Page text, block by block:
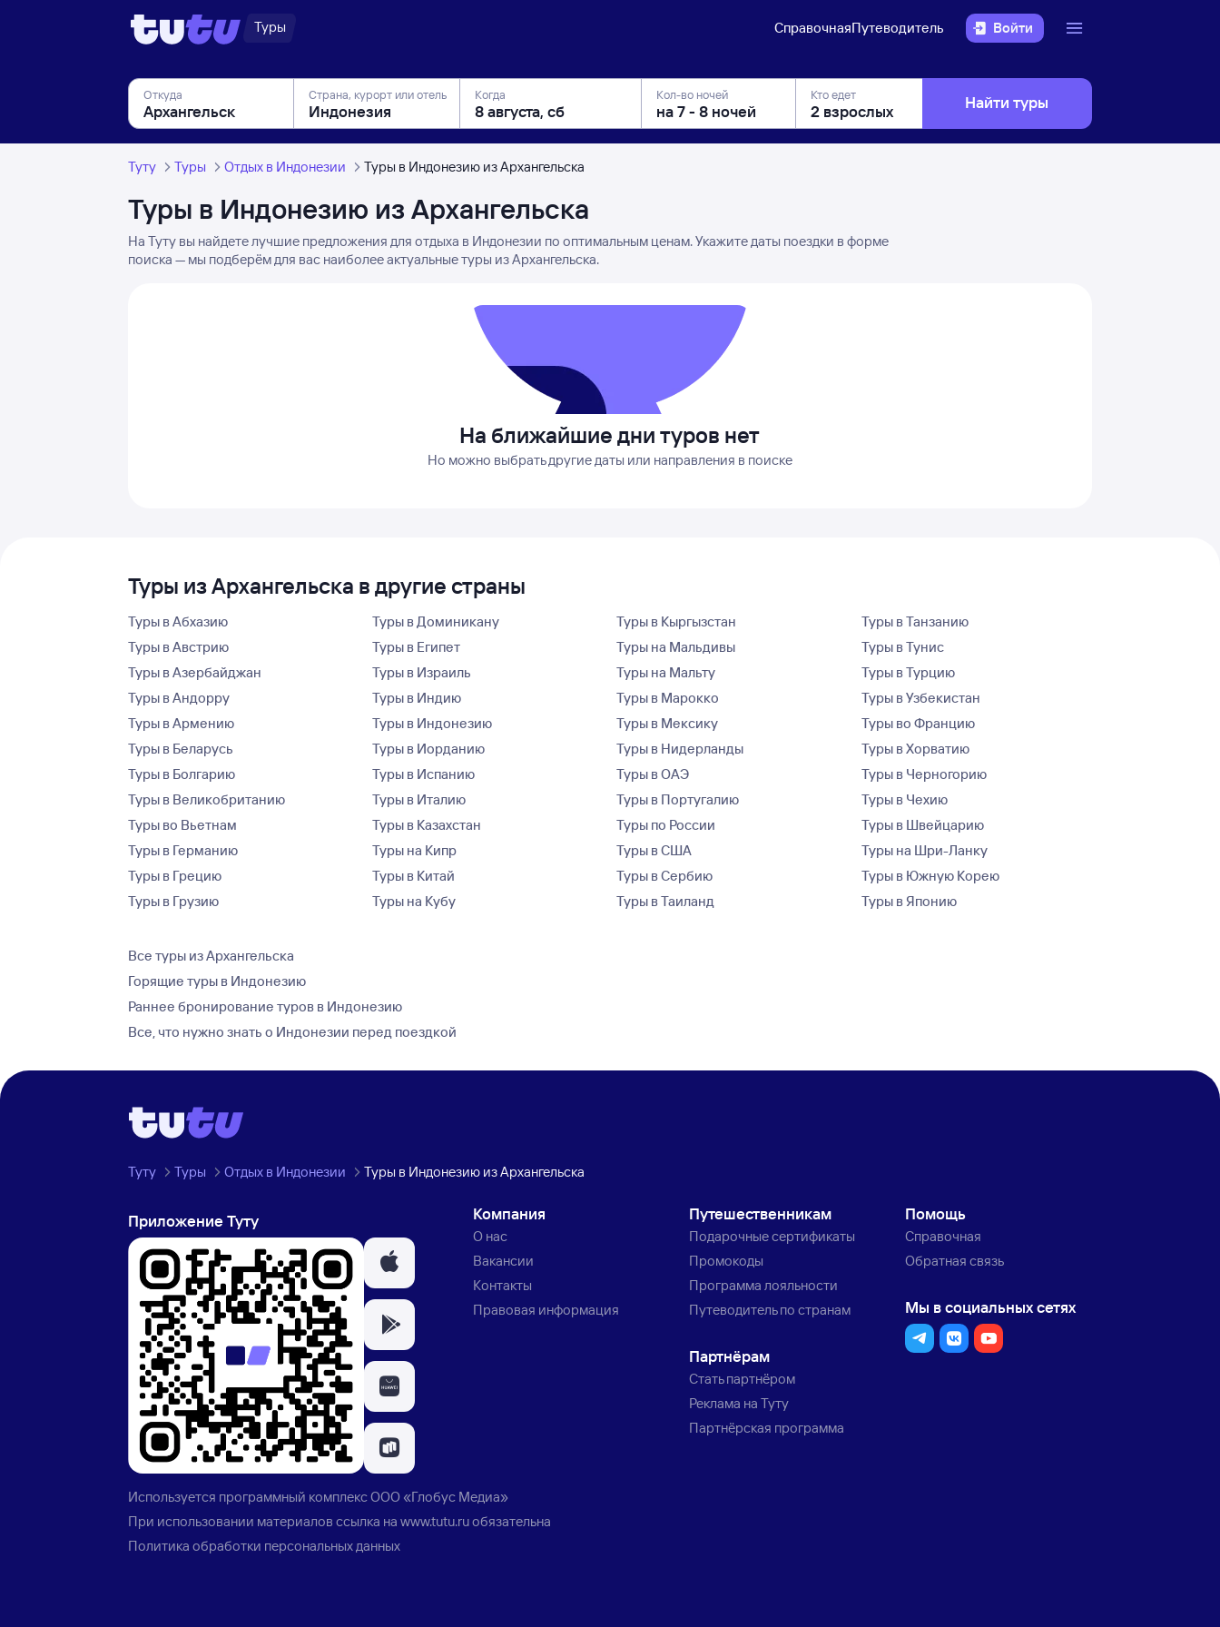
Туры СправочнаяПутеводитель Войти
Откуда Страна, курорт или отель Когда Кол-во ночей Кто едет Найти туры
Туту Туры Отдых в Индонезии Туры в Индонезию из Архангельска
Туры в Индонезию из Архангельска
На Туту вы найдете лучшие предложения для отдыха в Индонезии по оптимальным ценам. Укажите даты поездки в форме
поиска — мы подберём для вас наиболее актуальные туры из Архангельска.
На ближайшие дни туров нет
Но можно выбрать другие даты или направления в поиске
Туры из Архангельска в другие страны
Туры в Абхазию
Туры в Австрию
Туры в Азербайджан
Туры в Андорру
Туры в Армению
Туры в Беларусь
Туры в Болгарию
Туры в Великобританию
Туры во Вьетнам
Туры в Германию
Туры в Грецию
Туры в Грузию
Туры в Доминикану
Туры в Египет
Туры в Израиль
Туры в Индию
Туры в Индонезию
Туры в Иорданию
Туры в Испанию
Туры в Италию
Туры в Казахстан
Туры на Кипр
Туры в Китай
Туры на Кубу
Туры в Кыргызстан
Туры на Мальдивы
Туры на Мальту
Туры в Марокко
Туры в Мексику
Туры в Нидерланды
Туры в ОАЭ
Туры в Португалию
Туры по России
Туры в США
Туры в Сербию
Туры в Таиланд
Туры в Танзанию
Туры в Тунис
Туры в Турцию
Туры в Узбекистан
Туры во Францию
Туры в Хорватию
Туры в Черногорию
Туры в Чехию
Туры в Швейцарию
Туры на Шри-Ланку
Туры в Южную Корею
Туры в Японию
Все туры из Архангельска
Горящие туры в Индонезию
Раннее бронирование туров в Индонезию
Все, что нужно знать о Индонезии перед поездкой
Туту Туры Отдых в Индонезии Туры в Индонезию из Архангельска
Приложение Туту Компания
О нас
Вакансии
Контакты
Правовая информация
Путешественникам
Подарочные сертификаты
Промокоды
Программа лояльности
Путеводитель по странам
Партнёрам
Стать партнёром
Реклама на Туту
Партнёрская программа
Помощь
Справочная
Обратная связь
Мы в социальных сетях
Используется программный комплексООО «Глобус Медиа»
При использовании материалов ссылка наwww.tutu.ruобязательна
Политика обработки персональных данных